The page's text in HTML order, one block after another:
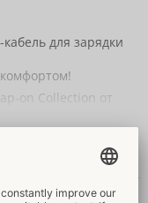
для зарядки
on Collection от
с внешним
побалует себя